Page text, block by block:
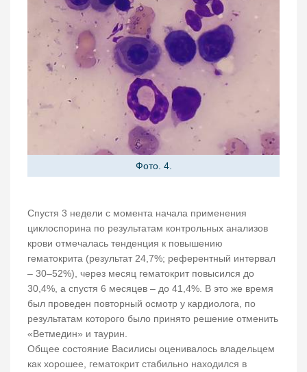
Фото. 4.
Спустя 3 недели с момента начала применения
циклоспорина по результатам контрольных анализов
крови отмечалась тенденция к повышению
гематокрита (результат 24,7%; референтный интервал
– 30–52%), через месяц гематокрит повысился до
30,4%, а спустя 6 месяцев – до 41,4%. В это же время
был проведен повторный осмотр у кардиолога, по
результатам которого было принято решение отменить
«Ветмедин» и таурин.
Общее состояние Василисы оценивалось владельцем
как хорошее, гематокрит стабильно находился в